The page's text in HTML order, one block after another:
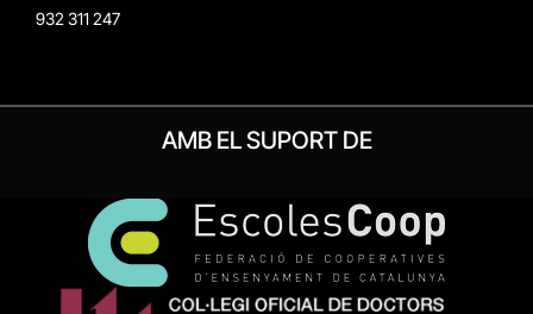
932 311 247
AMB EL SUPORT DE